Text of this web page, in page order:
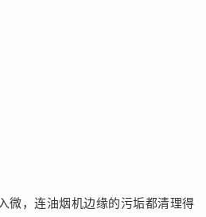
微，连油烟机边缘的污垢都清理得